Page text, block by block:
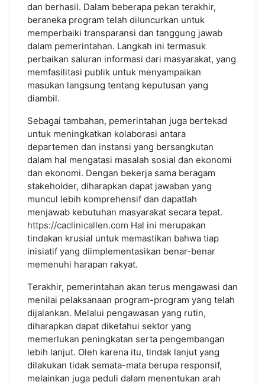
dan berhasil. Dalam beberapa pekan terakhir,
beraneka program telah diluncurkan untuk
memperbaiki transparansi dan tanggung jawab
dalam pemerintahan. Langkah ini termasuk
perbaikan saluran informasi dari masyarakat, yang
memfasilitasi publik untuk menyampaikan
masukan langsung tentang keputusan yang
diambil.
Sebagai tambahan, pemerintahan juga bertekad
untuk meningkatkan kolaborasi antara
departemen dan instansi yang bersangkutan
dalam hal mengatasi masalah sosial dan ekonomi
dan ekonomi. Dengan bekerja sama beragam
stakeholder, diharapkan dapat jawaban yang
muncul lebih komprehensif dan dapatlah
menjawab kebutuhan masyarakat secara tepat.
https://caclinicallen.com Hal ini merupakan
tindakan krusial untuk memastikan bahwa tiap
inisiatif yang diimplementasikan benar-benar
memenuhi harapan rakyat.
Terakhir, pemerintahan akan terus mengawasi dan
menilai pelaksanaan program-program yang telah
dijalankan. Melalui pengawasan yang rutin,
diharapkan dapat diketahui sektor yang
memerlukan peningkatan serta pengembangan
lebih lanjut. Oleh karena itu, tindak lanjut yang
dilakukan tidak semata-mata berupa responsif,
melainkan juga peduli dalam menentukan arah